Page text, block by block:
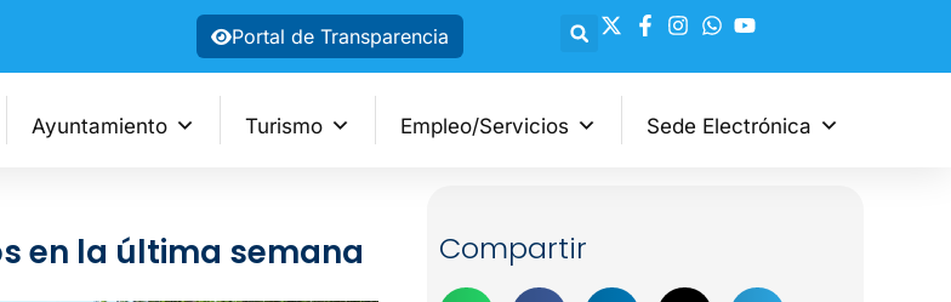
Portal de Transparencia
Ayuntamiento Turismo Empleo/Servicios Sede Electrónica
en la última semana Compartir